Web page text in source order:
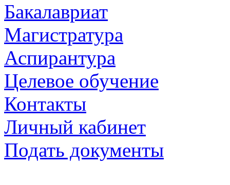
Бакалавриат
Магистратура
Аспирантура
Целевое обучение
Контакты
Личный кабинет
Подать документы